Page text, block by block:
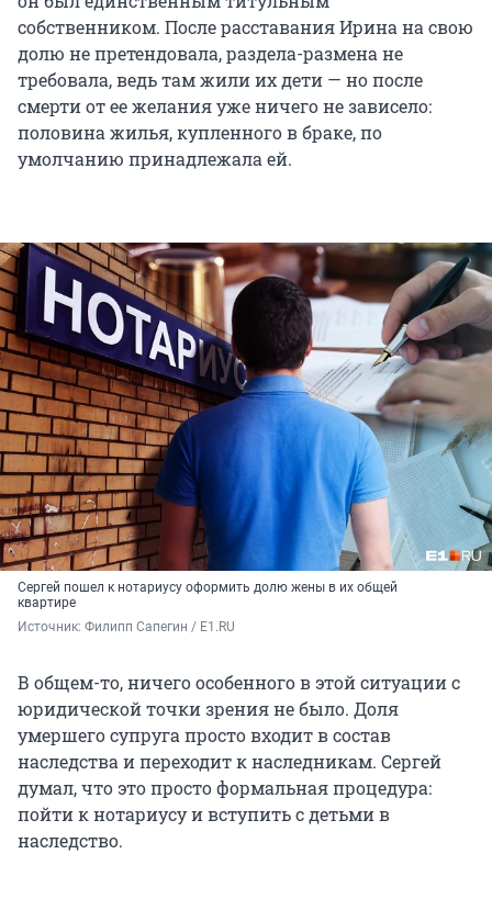
собственником. После расставания Ирина на свою
долю не претендовала, раздела-размена не
требовала, ведь там жили их дети — но после
смерти от ее желания уже ничего не зависело:
половина жилья, купленного в браке, по
умолчанию принадлежала ей.
Сергей пошел к нотариусу оформить долю жены в их общей
квартире
Источник: Филипп Сапегин / E1.RU
В общем-то, ничего особенного в этой ситуации с
юридической точки зрения не было. Доля
умершего супруга просто входит в состав
наследства и переходит к наследникам. Сергей
думал, что это просто формальная процедура:
пойти к нотариусу и вступить с детьми в
наследство.